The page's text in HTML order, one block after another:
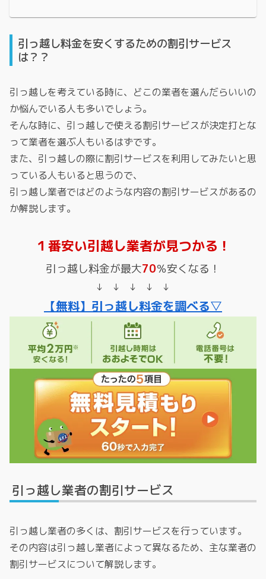
引っ越し料金を安くするための割引サービス
は？？
引っ越しを考えている時に、どこの業者を選んだらいいの
か悩んでいる人も多いでしょう。
そんな時に、引っ越しで使える割引サービスが決定打とな
って業者を選ぶ人もいるはずです。
また、引っ越しの際に割引サービスを利用してみたいと思
っている人もいると思うので、
引っ越し業者ではどのような内容の割引サービスがあるの
か解説します。
１番安い引越し業者が見つかる！
引っ越し料金が最大70％安くなる！
↓ ↓ ↓ ↓ ↓
【無料】引っ越し料金を調べる▽
引っ越し業者の割引サービス
引っ越し業者の多くは、割引サービスを行っています。
その内容は引っ越し業者によって異なるため、主な業者の
割引サービスについて解説します。